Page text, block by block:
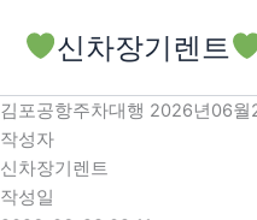
로
건
너
뛰
기
신차장기렌트
김포공항주차대행 2026년06월
작성자
신차장기렌트
작성일